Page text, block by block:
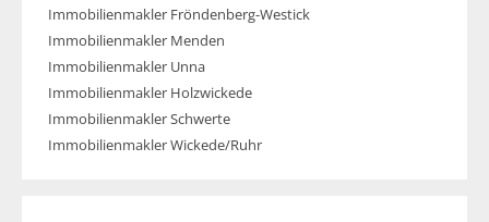
Immobilienmakler Fröndenberg-Westick
Immobilienmakler Menden
Immobilienmakler Unna
Immobilienmakler Holzwickede
Immobilienmakler Schwerte
Immobilienmakler Wickede/Ruhr